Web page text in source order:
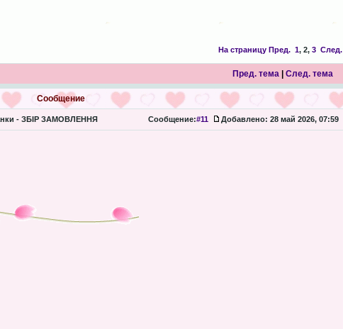
На страницу Пред. 1, 2, 3 След.
Пред. тема| След. тема
Сообщение
- ЗБІР ЗАМОВЛЕННЯ Сообщение:#11 Добавлено: 28 май 2026, 07:59